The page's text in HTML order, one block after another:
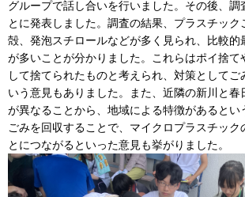
グループで話し合いを行いました。その後、調
とに発表しました。調査の結果、プラスチック
殻、発泡スチロールなどが多く見られ、比較的
が多いことが分かりました。これらはポイ捨て
して捨てられたものと考えられ、対策としてご
いう意見もありました。また、近隣の新川と春
が異なることから、地域による特徴があるとい
ごみを回収することで、マイクロプラスチック
とにつながるといった意見も挙がりました。